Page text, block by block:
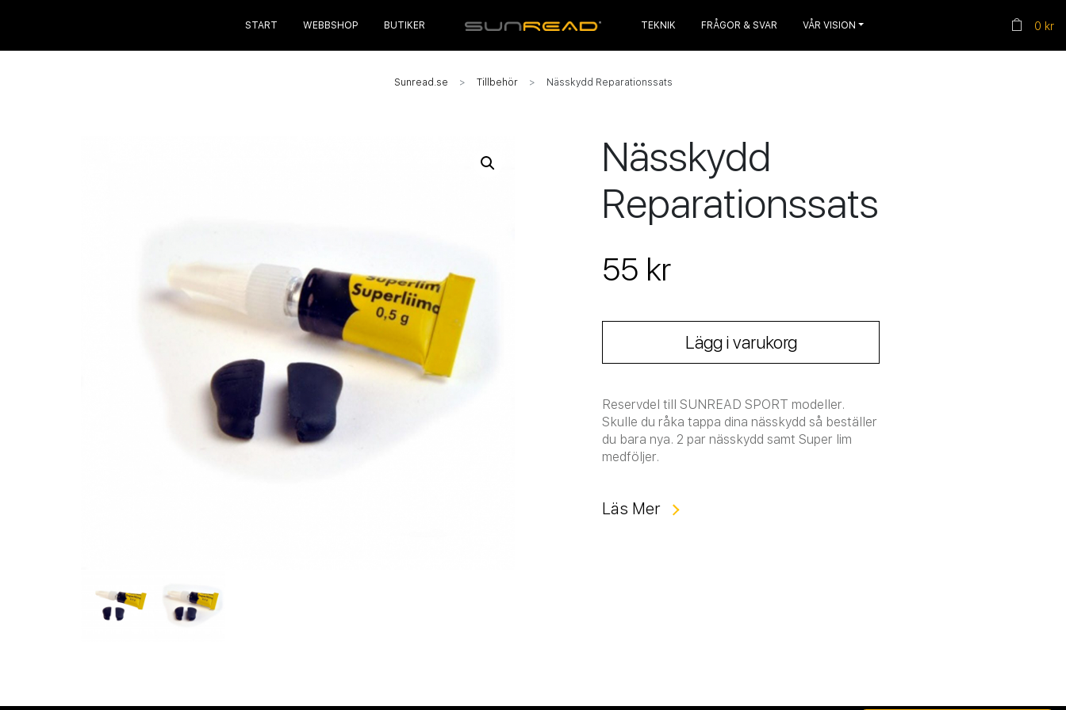
0 kr
START WEBBSHOP BUTIKER TEKNIK FRÅGOR & SVAR VÅR VISION
Sunread.se Tillbehör Nässkydd Reparationssats
Nässkydd
Reparationssats
55 kr
Lägg i varukorg
Reservdel till SUNREAD SPORT modeller.
Skulle du råka tappa dina nässkydd så beställer
du bara nya. 2 par nässkydd samt Super lim
medföljer.
Läs Mer